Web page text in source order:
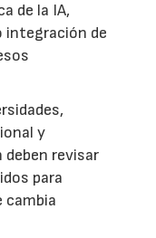
de la IA,
de
y
deben revisar
para
cambia